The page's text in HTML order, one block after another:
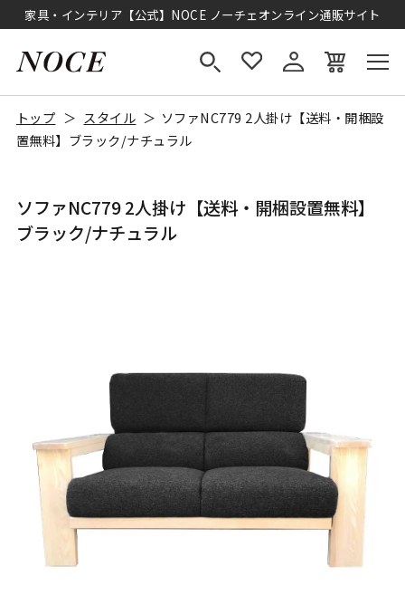
家具・インテリア【公式】NOCE ノーチェオンライン通販サイト
トップ スタイル
ソファNC779 2人掛け【送料・開梱設
置無料】ブラック/ナチュラル
ソファNC779 2人掛け【送料・開梱設置無料】
ブラック/ナチュラル